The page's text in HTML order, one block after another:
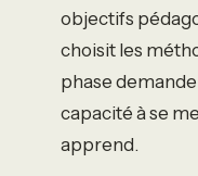
objectifs
choisit les
phase
capacité à se
apprend.